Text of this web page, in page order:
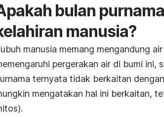
bulan
manusia?
manusia memang mengandung
pergerakan air di bumi ini,
ternyata tidak berkaitan
mengatakan hal ini berkaitan,